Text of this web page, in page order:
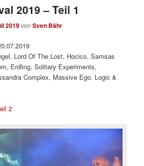
2019 – Teil 1
2019vonSven Bähr
Lord Of The Lost, Hocico, Samsas
Erdling, Solitary Experiments,
Complex, Massive Ego, Logic &
2